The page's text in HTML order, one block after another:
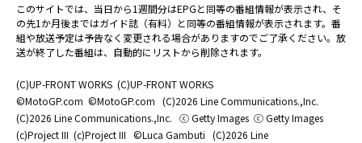
このサイトでは、当日から1週間分はEPGと同等の番組情報が表示され、そ
の先1か月後まではガイド誌（有料）と同等の番組情報が表示されます。番
組や放送予定は予告なく変更される場合がありますのでご了承ください。放
送が終了した番組は、自動的にリストから削除されます。
(C)UP-FRONT WORKS (C)UP-FRONT WORKS
©MotoGP.com ©MotoGP.com (C)2026 Line Communications.,Inc.
(C)2026 Line Communications.,Inc. ⓒ Getty Images ⓒ Getty Images
(c)Project III (c)Project III ©Luca Gambuti (C)2026 Line